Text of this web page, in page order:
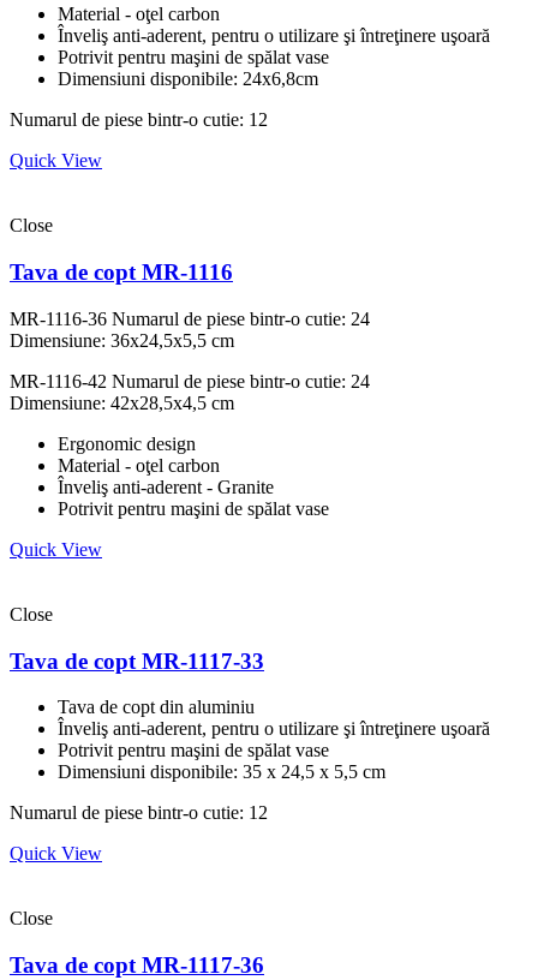
Material - oţel carbon
Înveliş anti-aderent, pentru o utilizare şi întreţinere uşoară
Potrivit pentru maşini de spălat vase
Dimensiuni disponibile: 24x6,8cm
Numarul de piese bintr-o cutie: 12
Quick View
Close
Tava de copt MR-1116
MR-1116-36 Numarul de piese bintr-o cutie: 24
Dimensiune: 36x24,5x5,5 cm
MR-1116-42 Numarul de piese bintr-o cutie: 24
Dimensiune: 42x28,5x4,5 cm
Ergonomic design
Material - oţel carbon
Înveliş anti-aderent - Granite
Potrivit pentru maşini de spălat vase
Quick View
Close
Tava de copt MR-1117-33
Tava de copt din aluminiu
Înveliş anti-aderent, pentru o utilizare şi întreţinere uşoară
Potrivit pentru maşini de spălat vase
Dimensiuni disponibile: 35 х 24,5 х 5,5 cm
Numarul de piese bintr-o cutie: 12
Quick View
Close
Tava de copt MR-1117-36